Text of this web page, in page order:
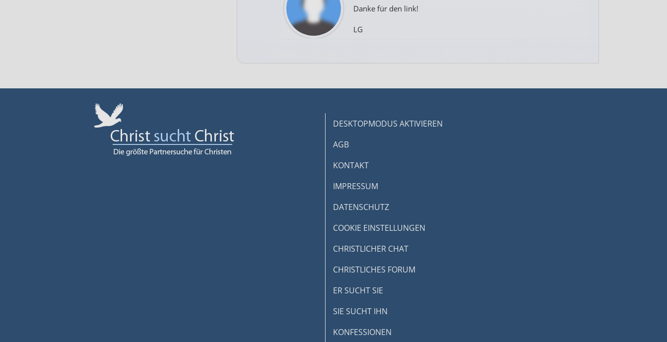
Danke für den link!
LG
DESKTOPMODUS AKTIVIEREN
AGB
KONTAKT
IMPRESSUM
DATENSCHUTZ
COOKIE EINSTELLUNGEN
CHRISTLICHER CHAT
CHRISTLICHES FORUM
ER SUCHT SIE
SIE SUCHT IHN
KONFESSIONEN